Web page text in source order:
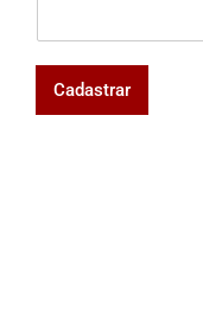
Cadastrar